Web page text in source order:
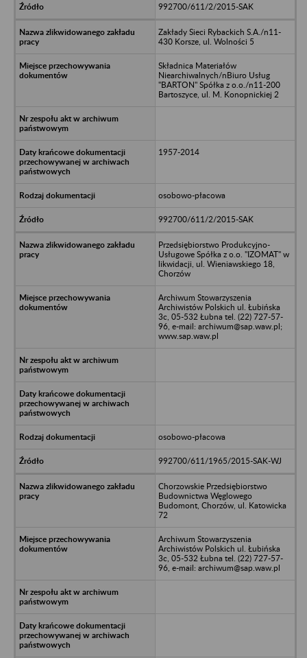
992700/611/2/2015-SAK
Zakłady Sieci Rybackich S.A./n11-
430 Korsze, ul. Wolności 5
Składnica Materiałów
Niearchiwalnych/nBiuro Usług
"BARTON" Spółka z o.o./n11-200
Bartoszyce, ul. M. Konopnickiej 2
1957-2014
osobowo-płacowa
992700/611/2/2015-SAK
Przedsiębiorstwo Produkcyjno-
Usługowe Spółka z o.o. "IZOMAT" w
likwidacji, ul. Wieniawskiego 18,
Chorzów
Archiwum Stowarzyszenia
Archiwistów Polskich ul. Łubińska
3c, 05-532 Łubna tel. (22) 727-57-
96, e-mail: archiwum@sap.waw.pl;
www.sap.waw.pl
osobowo-płacowa
992700/611/1965/2015-SAK-WJ
Chorzowskie Przedsiębiorstwo
Budownictwa Węglowego
Budomont, Chorzów, ul. Katowicka
72
Archiwum Stowarzyszenia
Archiwistów Polskich ul. Łubińska
3c, 05-532 Łubna tel. (22) 727-57-
96, e-mail: archiwum@sap.waw.pl